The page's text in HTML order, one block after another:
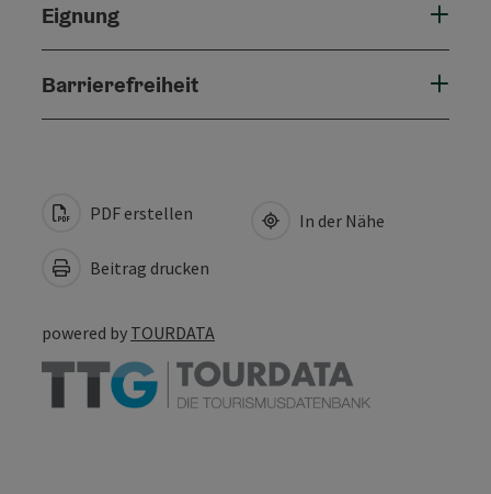
Eignung
Barrierefreiheit
PDF erstellen
Beitrag drucken
In der Nähe
powered by TOURDATA